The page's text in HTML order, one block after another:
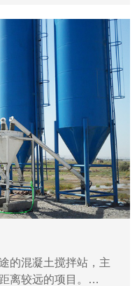
的混凝土搅拌站，主
离较远的项目。…